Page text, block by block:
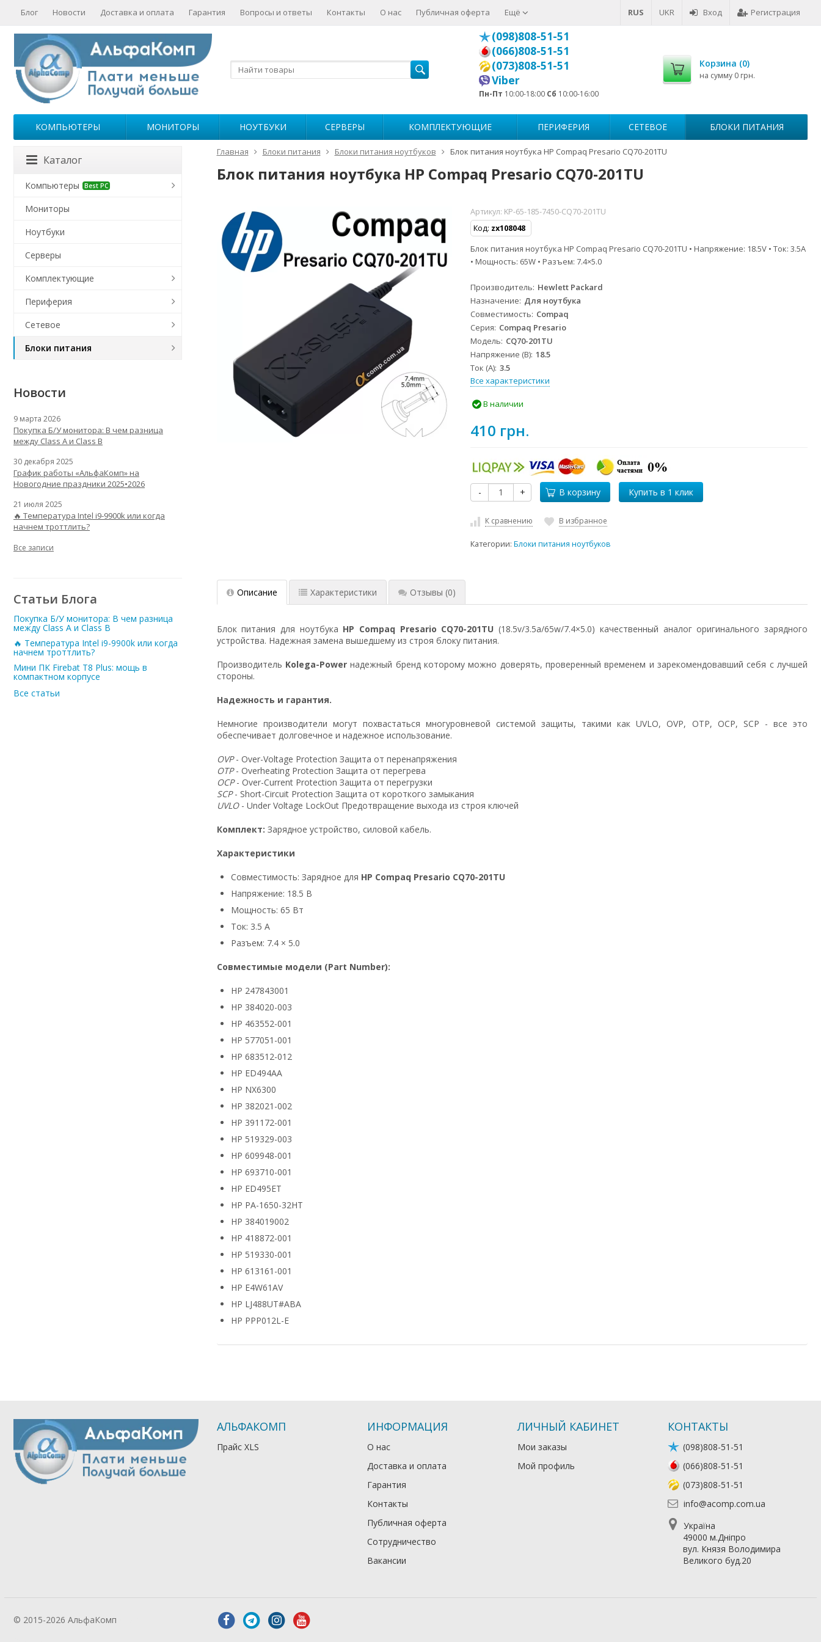
RUS UKR Вход Регистрация
Блог Новости Доставка и оплата Гарантия Вопросы и ответы Контакты О нас Публичная оферта Ещё
(098)808-51-51
(066)808-51-51
(073)808-51-51
Viber
Пн-Пт 10:00-18:00 Сб 10:00-16:00
Корзина (0)
на сумму 0 грн.
КОМПЬЮТЕРЫ МОНИТОРЫ НОУТБУКИ СЕРВЕРЫ КОМПЛЕКТУЮЩИЕ ПЕРИФЕРИЯ СЕТЕВОЕ БЛОКИ ПИТАНИЯ
Главная Блоки питания Блоки питания ноутбуков Блок питания ноутбука HP Compaq Presario CQ70-201TU
Блок питания ноутбука HP Compaq Presario CQ70-201TU
Артикул: KP-65-185-7450-CQ70-201TU
Код: zx108048
Блок питания ноутбука HP Compaq Presario CQ70-201TU • Напряжение: 18.5V • Ток: 3.5A
• Мощность: 65W • Разъем: 7.4×5.0
Производитель Hewlett Packard
Назначение Для ноутбука
Совместимость Compaq
Серия Compaq Presario
Модель CQ70-201TU
Напряжение (В) 18.5
Ток (А) 3.5
Все характеристики
В наличии
410 грн.
- + В корзину
К сравнению В избранное
Категории:Блоки питания ноутбуков
Описание Характеристики Отзывы (0)
Блок питания для ноутбука HP Compaq Presario CQ70-201TU (18.5v/3.5a/65w/7.4×5.0) качественный аналог оригинального зарядного
устройства. Надежная замена вышедшему из строя блоку питания.
Производитель Kolega-Powerнадежный бренд которому можно доверять, проверенный временем и зарекомендовавший себя с лучшей
стороны.
Надежность и гарантия.
Немногие производители могут похвастаться многуровневой системой защиты, такими как UVLO, OVP, OTP, OCP, SCP - все это
обеспечивает долговечное и надежное использование.
OVP- Over-Voltage Protection Защита от перенапряжения
OTP- Overheating Protection Защита от перегрева
OCP- Over-Current Protection Защита от перегрузки
SCP- Short-Circuit Protection Защита от короткого замыкания
UVLO- Under Voltage LockOut Предотвращение выхода из строя ключей
Комплект: Зарядное устройство, силовой кабель.
Характеристики
Совместимость: Зарядное для HP Compaq Presario CQ70-201TU
Напряжение: 18.5 В
Мощность: 65 Вт
Ток: 3.5 А
Разъем: 7.4 × 5.0
Совместимые модели (Part Number):
HP 247843001
HP 384020-003
HP 463552-001
HP 577051-001
HP 683512-012
HP ED494AA
HP NX6300
HP 382021-002
HP 391172-001
HP 519329-003
HP 609948-001
HP 693710-001
HP ED495ET
HP PA-1650-32HT
HP 384019002
HP 418872-001
HP 519330-001
HP 613161-001
HP E4W61AV
HP LJ488UT#ABA
HP PPP012L-E
Каталог
Компьютеры Best PC
Мониторы
Ноутбуки
Серверы
Комплектующие
Периферия
Сетевое
Блоки питания
Новости
9 марта 2026
Покупка Б/У монитора: В чем разница
между Class A и Class B
30 декабря 2025
График работы «АльфаКомп» на
Новогодние праздники 2025•2026
21 июля 2025
🔥 Температура Intel i9-9900k или когда
начнем троттлить?
Все записи
Статьи Блога
Покупка Б/У монитора: В чем разница
между Class A и Class B
🔥 Температура Intel i9-9900k или когда
начнем троттлить?
Мини ПК Firebat T8 Plus: мощь в
компактном корпусе
Все статьи
АЛЬФАКОМП
Прайс XLS
ИНФОРМАЦИЯ
О нас
Доставка и оплата
Гарантия
Контакты
Публичная оферта
Сотрудничество
Вакансии
ЛИЧНЫЙ КАБИНЕТ
Мои заказы
Мой профиль
КОНТАКТЫ
(098)808-51-51
(066)808-51-51
(073)808-51-51
info@acomp.com.ua
Україна
49000 м.Дніпро
вул. Князя Володимира
Великого буд.20
© 2015-2026 АльфаКомп